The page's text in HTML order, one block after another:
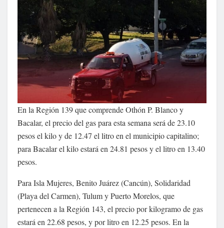
En la Región 139 que comprende Othón P. Blanco y
Bacalar, el precio del gas para esta semana será de 23.10
pesos el kilo y de 12.47 el litro en el municipio capitalino;
para Bacalar el kilo estará en 24.81 pesos y el litro en 13.40
pesos.
Para Isla Mujeres, Benito Juárez (Cancún), Solidaridad
(Playa del Carmen), Tulum y Puerto Morelos, que
pertenecen a la Región 143, el precio por kilogramo de gas
estará en 22.68 pesos, y por litro en 12.25 pesos. En la